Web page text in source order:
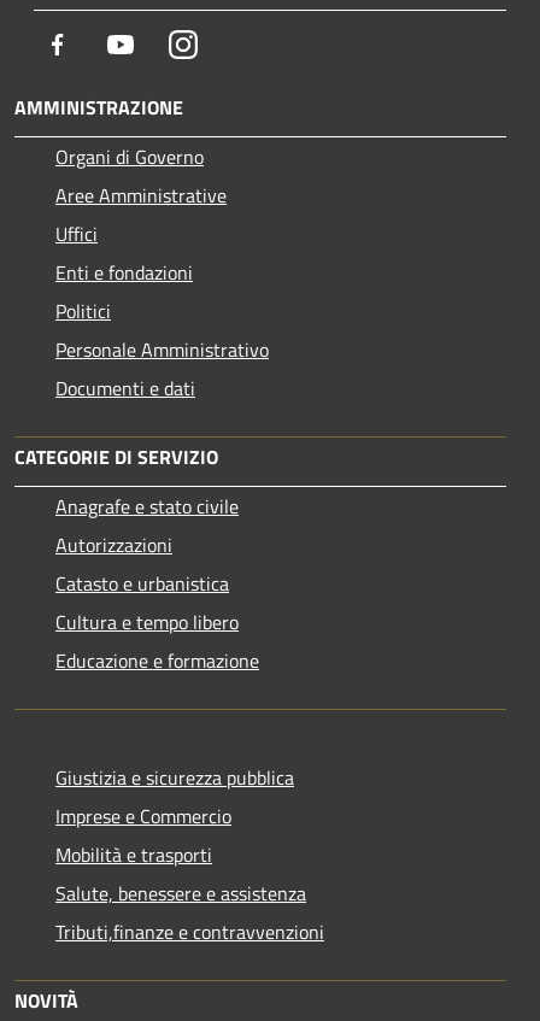
Facebook YoutubeInstagram
AMMINISTRAZIONE
Organi di Governo
Aree Amministrative
Uffici
Enti e fondazioni
Politici
Personale Amministrativo
Documenti e dati
CATEGORIE DI SERVIZIO
Anagrafe e stato civile
Autorizzazioni
Catasto e urbanistica
Cultura e tempo libero
Educazione e formazione
Giustizia e sicurezza pubblica
Imprese e Commercio
Mobilità e trasporti
Salute, benessere e assistenza
Tributi,finanze e contravvenzioni
NOVITÀ